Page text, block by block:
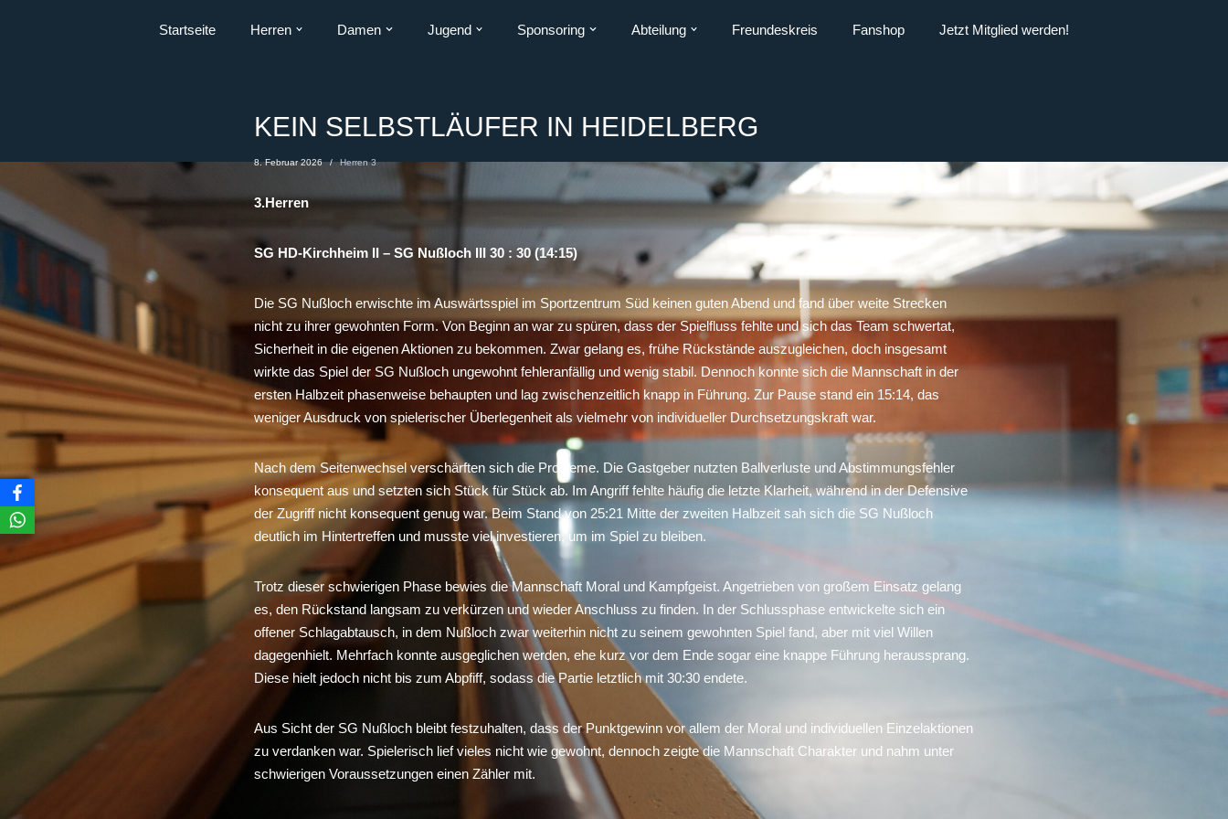
Startseite Herren Damen Jugend Sponsoring Abteilung Freundeskreis Fanshop Jetzt Mitglied werden!
KEIN SELBSTLÄUFER IN HEIDELBERG
8. Februar 2026 Herren 3
3.Herren
SG HD-Kirchheim II – SG Nußloch III 30 : 30 (14:15)
Die SG Nußloch erwischte im Auswärtsspiel im Sportzentrum Süd keinen guten Abend und fand über weite Strecken
nicht zu ihrer gewohnten Form. Von Beginn an war zu spüren, dass der Spielfluss fehlte und sich das Team schwertat,
Sicherheit in die eigenen Aktionen zu bekommen. Zwar gelang es, frühe Rückstände auszugleichen, doch insgesamt
wirkte das Spiel der SG Nußloch ungewohnt fehleranfällig und wenig stabil. Dennoch konnte sich die Mannschaft in der
ersten Halbzeit phasenweise behaupten und lag zwischenzeitlich knapp in Führung. Zur Pause stand ein 15:14, das
weniger Ausdruck von spielerischer Überlegenheit als vielmehr von individueller Durchsetzungskraft war.
Nach dem Seitenwechsel verschärften sich die Probleme. Die Gastgeber nutzten Ballverluste und Abstimmungsfehler
konsequent aus und setzten sich Stück für Stück ab. Im Angriff fehlte häufig die letzte Klarheit, während in der Defensive
der Zugriff nicht konsequent genug war. Beim Stand von 25:21 Mitte der zweiten Halbzeit sah sich die SG Nußloch
deutlich im Hintertreffen und musste viel investieren, um im Spiel zu bleiben.
Trotz dieser schwierigen Phase bewies die Mannschaft Moral und Kampfgeist. Angetrieben von großem Einsatz gelang
es, den Rückstand langsam zu verkürzen und wieder Anschluss zu finden. In der Schlussphase entwickelte sich ein
offener Schlagabtausch, in dem Nußloch zwar weiterhin nicht zu seinem gewohnten Spiel fand, aber mit viel Willen
dagegenhielt. Mehrfach konnte ausgeglichen werden, ehe kurz vor dem Ende sogar eine knappe Führung heraussprang.
Diese hielt jedoch nicht bis zum Abpfiff, sodass die Partie letztlich mit 30:30 endete.
Aus Sicht der SG Nußloch bleibt festzuhalten, dass der Punktgewinn vor allem der Moral und individuellen Einzelaktionen
zu verdanken war. Spielerisch lief vieles nicht wie gewohnt, dennoch zeigte die Mannschaft Charakter und nahm unter
schwierigen Voraussetzungen einen Zähler mit.